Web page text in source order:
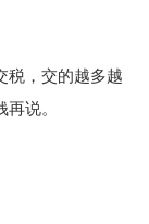
税，交的越多越
说。